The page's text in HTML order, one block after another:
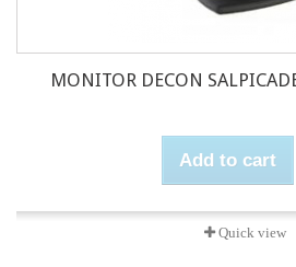
MONITOR DECON
Add to cart
Quick view